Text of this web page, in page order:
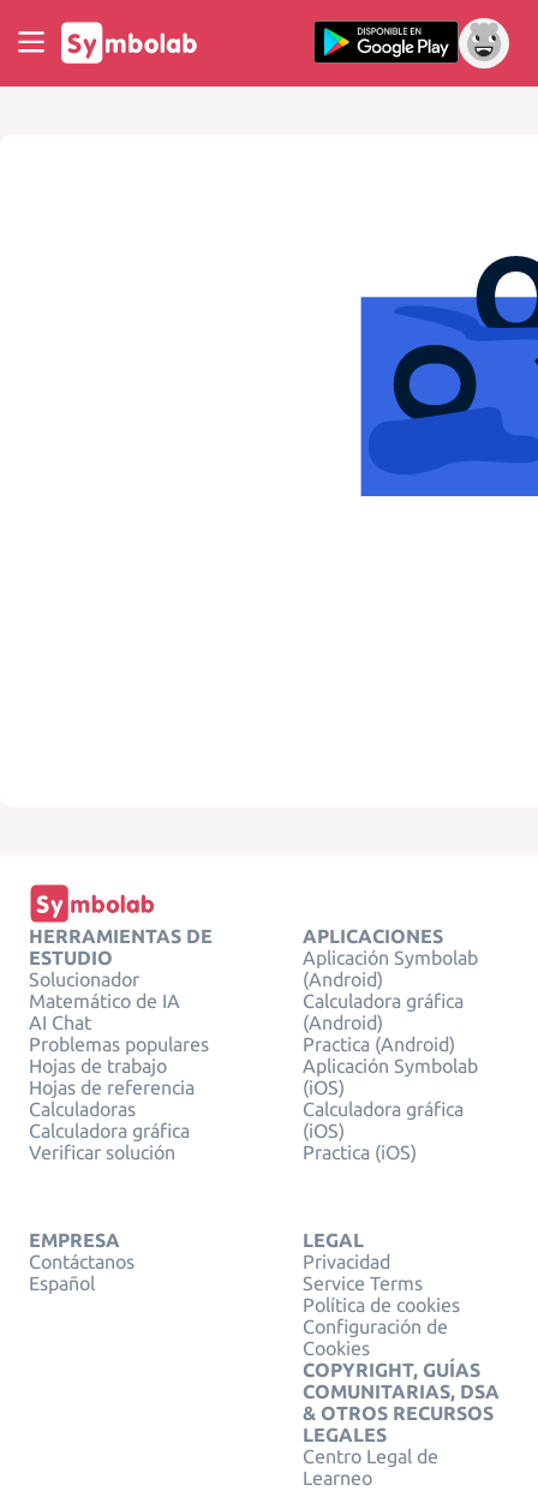
HERRAMIENTAS DE
ESTUDIO
Solucionador
Matemático de IA
AI Chat
Problemas populares
Hojas de trabajo
Hojas de referencia
Calculadoras
Calculadora gráfica
Verificar solución
APLICACIONES
Aplicación Symbolab
(Android)
Calculadora gráfica
(Android)
Practica (Android)
Aplicación Symbolab
(iOS)
Calculadora gráfica
(iOS)
Practica (iOS)
EMPRESA
Contáctanos
Español
LEGAL
Privacidad
Service Terms
Política de cookies
Configuración de
Cookies
COPYRIGHT, GUÍAS
COMUNITARIAS, DSA
& OTROS RECURSOS
LEGALES
Centro Legal de
Learneo